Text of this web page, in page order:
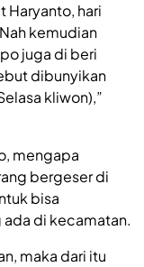
Haryanto, hari
kemudian
juga di beri
dibunyikan
kliwon),”
mengapa
bergeser di
bisa
di kecamatan.
maka dari itu